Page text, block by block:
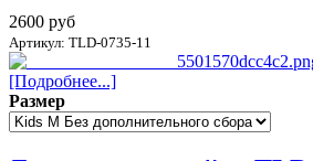
2600 руб
Артикул: TLD-0735-11
[Подробнее...]
Размер